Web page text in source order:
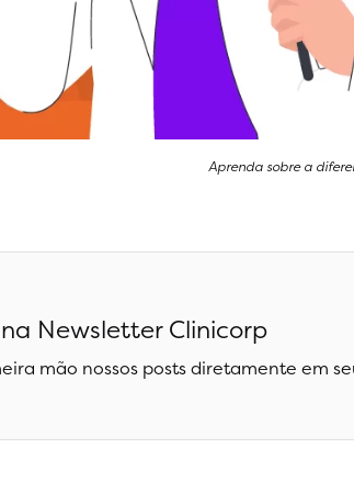
Aprenda sobre a
Newsletter Clinicorp
mão nossos posts diretamente em